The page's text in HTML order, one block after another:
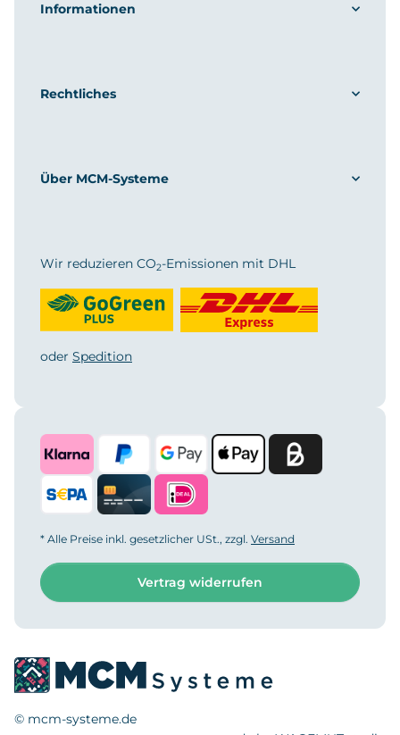
Informationen
Rechtliches
Über MCM-Systeme
Wir reduzieren CO2-Emissionen mit DHL
oder Spedition
* Alle Preise inkl. gesetzlicher USt., zzgl. Versand
Vertrag widerrufen
© mcm-systeme.de